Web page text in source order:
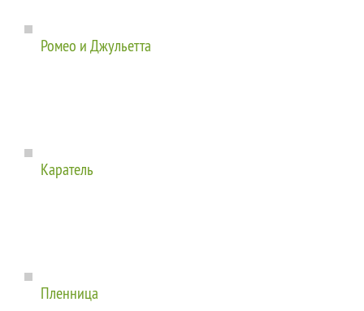
Ромео и Джульетта
Каратель
Пленница